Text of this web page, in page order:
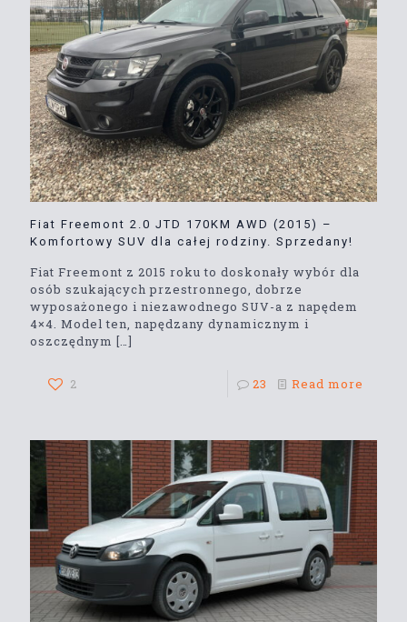
Fiat Freemont 2.0 JTD 170KM AWD (2015) –
Komfortowy SUV dla całej rodziny. Sprzedany!
Fiat Freemont z 2015 roku to doskonały wybór dla
osób szukających przestronnego, dobrze
wyposażonego i niezawodnego SUV-a z napędem
4×4. Model ten, napędzany dynamicznym i
oszczędnym […]
2 23 Read more